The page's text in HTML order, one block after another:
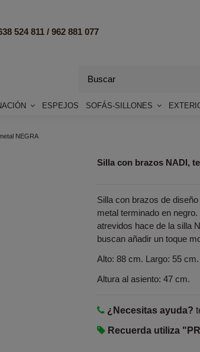
524 811 / 962 881 077
ESPEJOS SOFÁS-SILLONES
NEGRA
Silla con brazos NADI,
Silla con brazos de
metal terminado en
atrevidos hace de la silla
buscan añadir un toque
Alto: 88 cm. Largo: 55
Altura al asiento: 47 cm.
¿Necesitas ayuda?
Recuerda utiliza